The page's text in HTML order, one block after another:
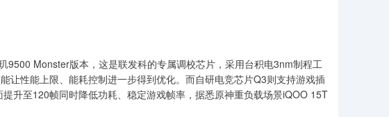
9500 Monster版本，这是联发科的专属调校芯片，采用台积电3nm制程工
让性能上限、能耗控制进一步得到优化。而自研电竞芯片Q3则支持游戏插
升至120帧同时降低功耗、稳定游戏帧率，据悉原神重负载场景iQOO 15T